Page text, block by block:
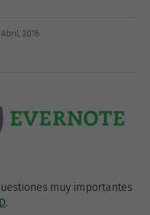
2016
muy importantes
.